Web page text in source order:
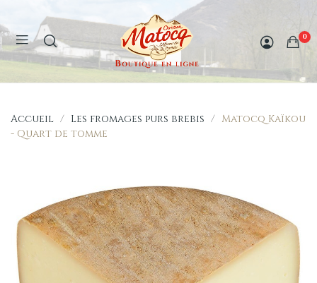
0
Accueil Les fromages purs brebis
Matocq Kaïkou
- Quart de tomme